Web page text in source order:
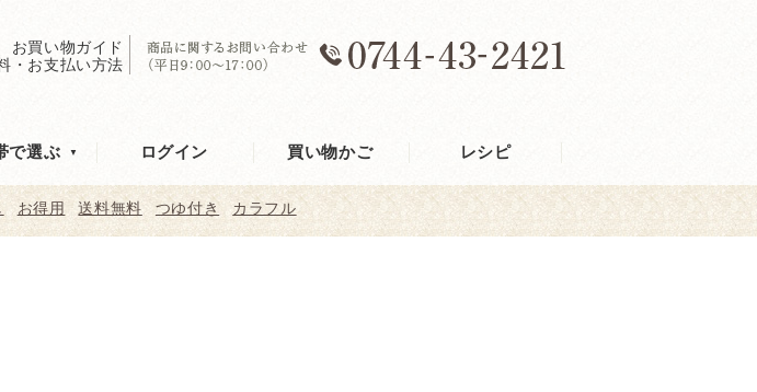
お買い物ガイド
・お支払い方法
で選ぶ ログイン 買い物かご レシピ
お得用 送料無料 つゆ付き カラフル